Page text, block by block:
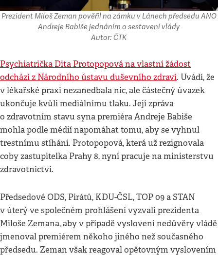
Prezident Miloš Zeman pověřil na zámku v Lánech předsedu ANO
Andreje Babiše jednáním o sestavení vlády
Autor: ČTK
Psychiatrička Dita Protopopová na vlastní žádost
odchází z Národního ústavu duševního zdraví. Uvádí, že
v lékařské praxi nezanedbala nic, ale částečný úvazek
ukončuje kvůli mediálnímu tlaku. Její zpráva
o zdravotním stavu syna premiéra Andreje Babiše
mohla podle médií napomáhat tomu, aby se vyhnul
trestnímu stíhání. Protopopová, která už rezignovala
coby zastupitelka Prahy 8, nyní pracuje na ministerstvu
zdravotnictví.
Předsedové ODS, Pirátů, KDU-ČSL, TOP 09 a STAN
v úterý ve společném prohlášení vyzvali prezidenta
Miloše Zemana, aby v případě vyslovení nedůvěry vládě
jmenoval premiérem někoho jiného než současného
předsedu. Zeman však reagoval opětovným vyslovením